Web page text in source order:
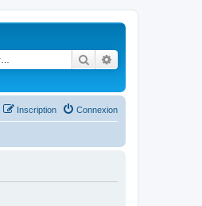
Rechercher
Connexion
Inscription